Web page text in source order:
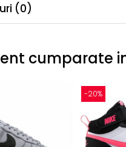
(0)
cumparate
-20%